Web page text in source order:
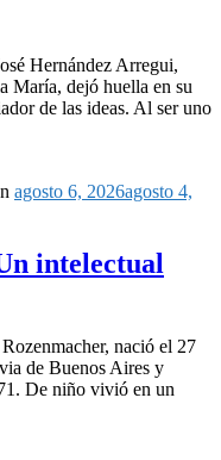
Hernández Arregui,
María, dejó huella en su
de las ideas. Al ser uno
agosto 6, 2026agosto 4,
intelectual
nació el 27
de Buenos Aires y
De niño vivió en un